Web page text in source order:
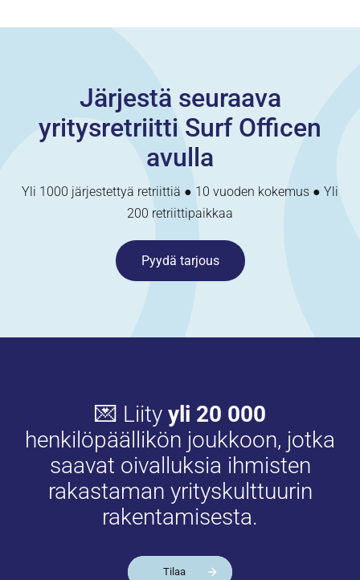
Järjestä seuraava
yritysretriitti Surf Officen
avulla
Yli 1000 järjestettyä retriittiä ● 10 vuoden kokemus ● Yli
200 retriittipaikkaa
Pyydä tarjous
💌 Liity yli 20 000
henkilöpäällikön joukkoon, jotka
saavat oivalluksia ihmisten
rakastaman yrityskulttuurin
rakentamisesta.
Tilaa